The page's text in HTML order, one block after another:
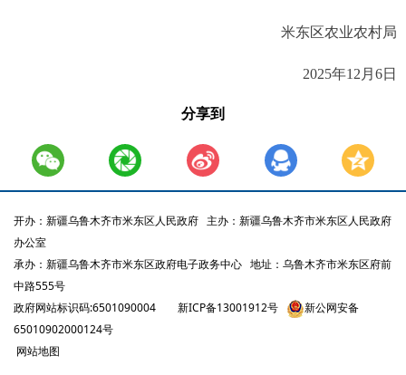
米东区农业农村局
2025年12月6日
分享到
开办：新疆乌鲁木齐市米东区人民政府 主办：新疆乌鲁木齐市米东区人民政府
办公室
承办：新疆乌鲁木齐市米东区政府电子政务中心 地址：乌鲁木齐市米东区府前
中路555号
政府网站标识码:6501090004
新ICP备13001912号
新公网安备
65010902000124号
网站地图